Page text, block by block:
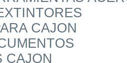
CAJON
CAJON